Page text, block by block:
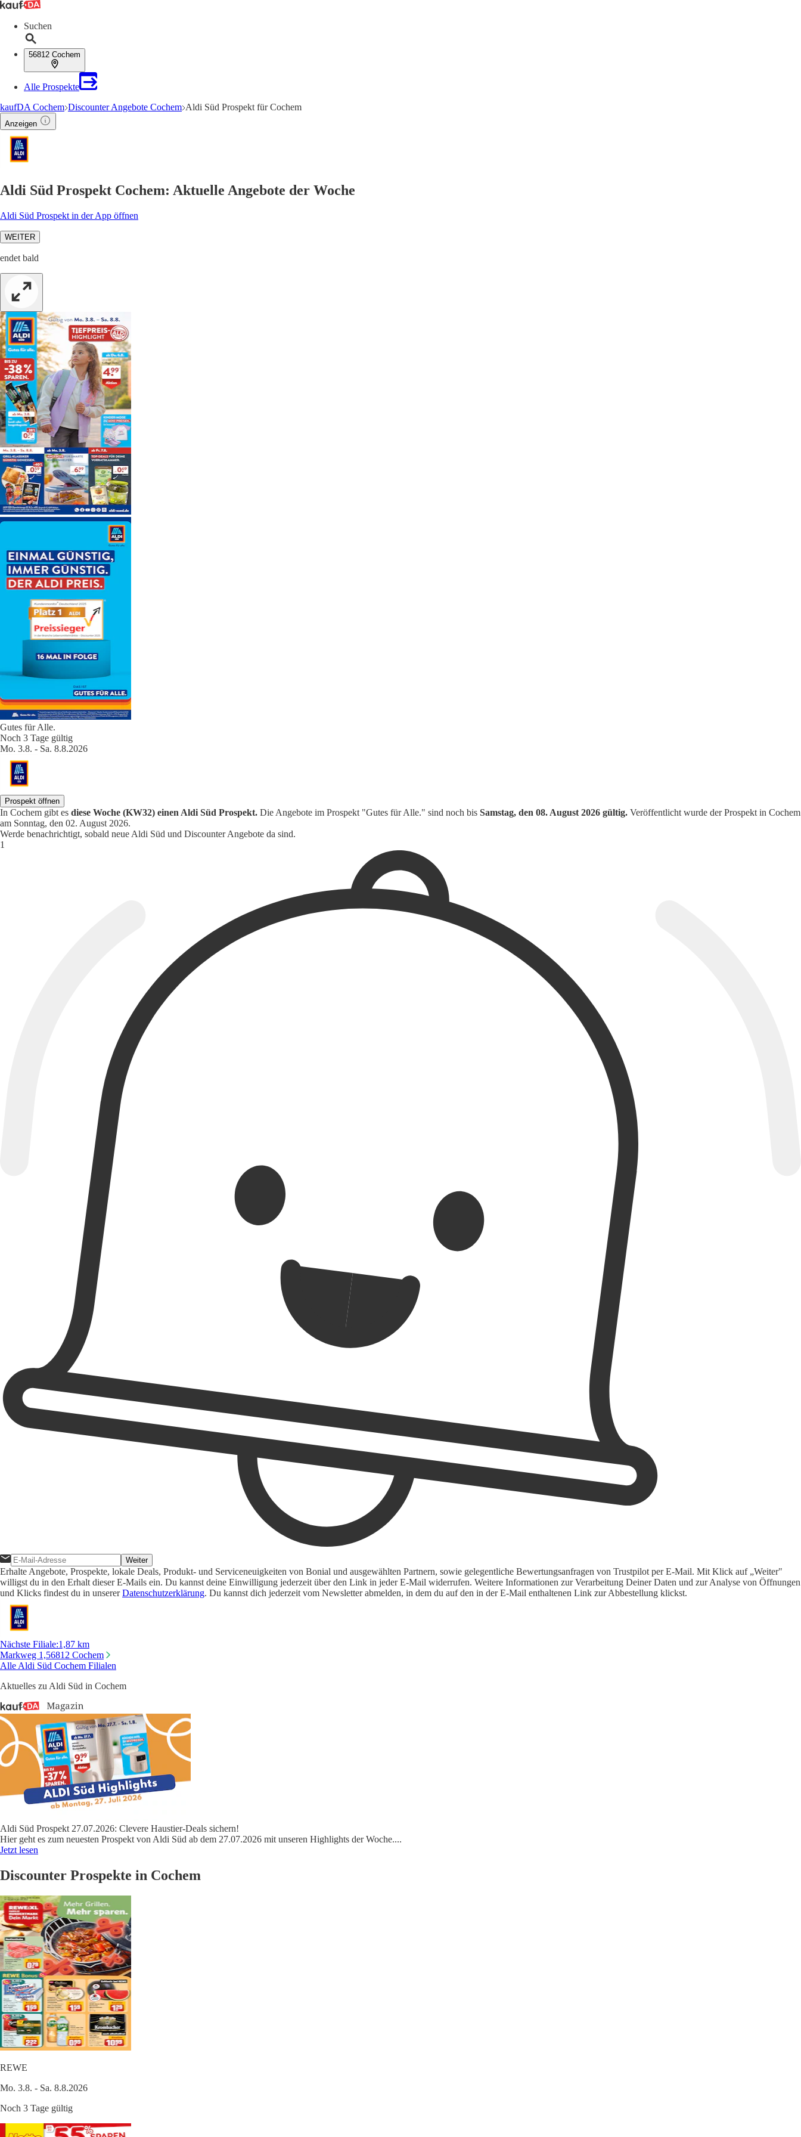
Suchen
56812 Cochem
Alle Prospekte
kaufDA Cochem Discounter Angebote Cochem Aldi Süd Prospekt für Cochem
Anzeigen
Aldi Süd Prospekt Cochem: Aktuelle Angebote der Woche
Aldi Süd Prospekt in der App öffnen
WEITER
endet bald
Gutes für Alle.
Noch 3 Tage gültig
Mo. 3.8. - Sa. 8.8.2026
Prospekt öffnen
In Cochem gibt es diese Woche (KW32) einen Aldi Süd Prospekt. Die Angebote im Prospekt "Gutes für Alle." sind noch bis Samstag, den 08. August 2026 gültig. Veröffentlicht wurde der Prospekt in Cochem
am Sonntag, den 02. August 2026.
Werde benachrichtigt, sobald neue Aldi Süd und Discounter Angebote da sind.
Weiter
Erhalte Angebote, Prospekte, lokale Deals, Produkt- und Serviceneuigkeiten von Bonial und ausgewählten Partnern, sowie gelegentliche Bewertungsanfragen von Trustpilot per E-Mail. Mit Klick auf „Weiter"
willigst du in den Erhalt dieser E-Mails ein. Du kannst deine Einwilligung jederzeit über den Link in jeder E-Mail widerrufen. Weitere Informationen zur Verarbeitung Deiner Daten und zur Analyse von Öffnungen
und Klicks findest du in unsererDatenschutzerklärung. Du kannst dich jederzeit vom Newsletter abmelden, in dem du auf den in der E-Mail enthaltenen Link zur Abbestellung klickst.
Nächste Filiale:1,87 km
Markweg 1,56812 Cochem
Alle Aldi Süd Cochem Filialen
Aktuelles zu Aldi Süd in Cochem
Aldi Süd Prospekt 27.07.2026: Clevere Haustier-Deals sichern!
Hier geht es zum neuesten Prospekt von Aldi Süd ab dem 27.07.2026 mit unseren Highlights der Woche....
Jetzt lesen
Discounter Prospekte in Cochem
REWE
Mo. 3.8. - Sa. 8.8.2026
Noch 3 Tage gültig